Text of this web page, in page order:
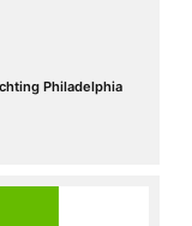
Philadelphia